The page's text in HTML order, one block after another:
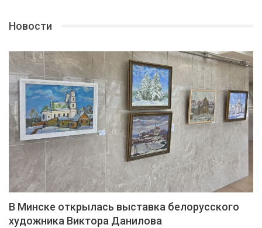
Новости
В Минске открылась выставка белорусского
художника Виктора Данилова